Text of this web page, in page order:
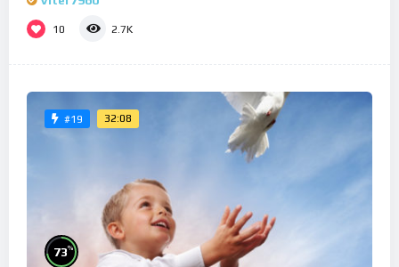
10 2.7K
#19 32:08
73%